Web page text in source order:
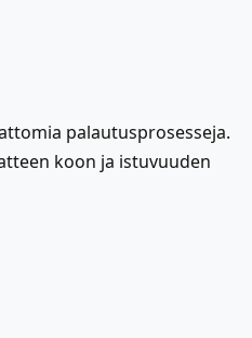
palautusprosesseja.
koon ja istuvuuden